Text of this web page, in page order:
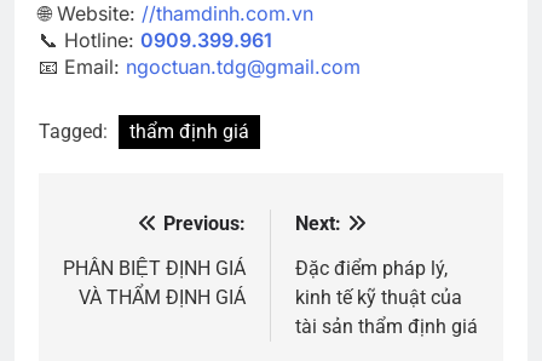
🌐 Website: //thamdinh.com.vn
📞 Hotline: 0909.399.961
📧 Email: ngoctuan.tdg@gmail.com
Tagged: thẩm định giá
hướng
Previous:
PHÂN BIỆT ĐỊNH GIÁ
VÀ THẨM ĐỊNH GIÁ
Next:
Đặc điểm pháp lý,
kinh tế kỹ thuật của
tài sản thẩm định giá